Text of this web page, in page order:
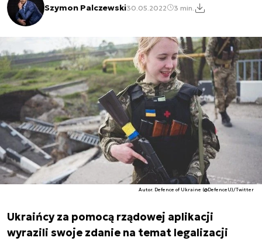
Szymon Palczewski30.05.2022 3 min.
Autor. Defence of Ukraine (@DefenceU)/Twitter
Ukraińcy za pomocą rządowej aplikacji
wyrazili swoje zdanie na temat legalizacji